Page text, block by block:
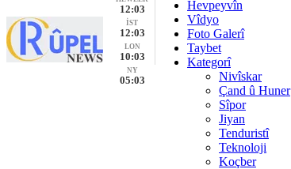
12:03
İST
12:03
LON
10:03
NY
05:03
Hevpeyvîn
Vîdyo
Foto Galerî
Taybet
Kategorî
Nivîskar
Çand û Huner
Sîpor
Jiyan
Tenduristî
Teknoloji
Koçber